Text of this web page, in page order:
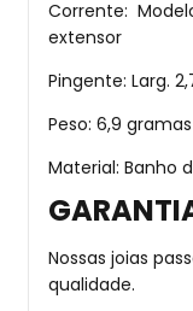
Corrente:
extensor
Pingente: Larg.
Peso: 6,9 gramas
Material: Banho
Nossas joias
qualidade.